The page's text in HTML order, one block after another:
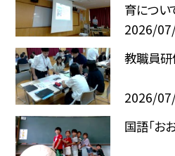
育につい
2026/
教職員研
2026/
国語「お